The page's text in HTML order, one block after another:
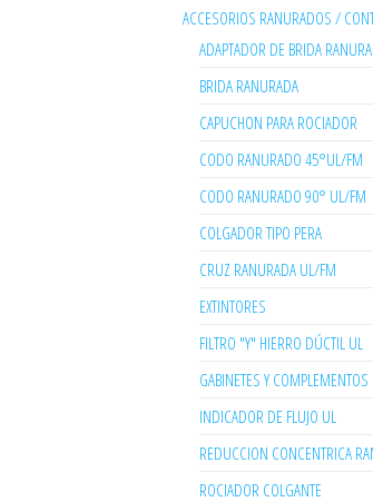
ACCESORIOS RANURADOS /
ADAPTADOR DE BRIDA
BRIDA RANURADA
CAPUCHON PARA ROCIADOR
CODO RANURADO 45°UL/FM
CODO RANURADO 90° UL/FM
COLGADOR TIPO PERA
CRUZ RANURADA UL/FM
EXTINTORES
FILTRO "Y" HIERRO DÚCTIL UL
GABINETES Y COMPLEMENTOS
INDICADOR DE FLUJO UL
REDUCCION CONCENTRICA
ROCIADOR COLGANTE